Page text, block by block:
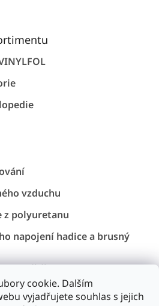
cookie. Dalším
vyjadřujete souhlas s jejich
vzduchu
z polyuretanu
napojení hadice a brusný
vyřešena !